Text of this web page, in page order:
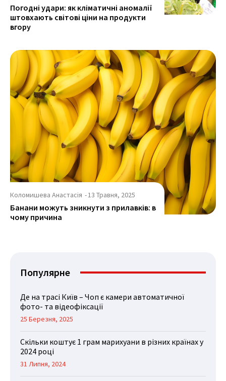
Погодні удари: як кліматичні аномалії
штовхають світові ціни на продукти
вгору
Коломишева Анастасія -13 Травня, 2025
Банани можуть зникнути з прилавків: в
чому причина
Популярне
Де на трасі Київ – Чоп є камери автоматичної
фото- та відеофіксації
25 Березня, 2025
Скільки коштує 1 грам марихуани в різних країнах у
2024 році
31 Липня, 2024